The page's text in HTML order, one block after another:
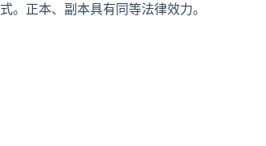
。正本、副本具有同等法律效力。